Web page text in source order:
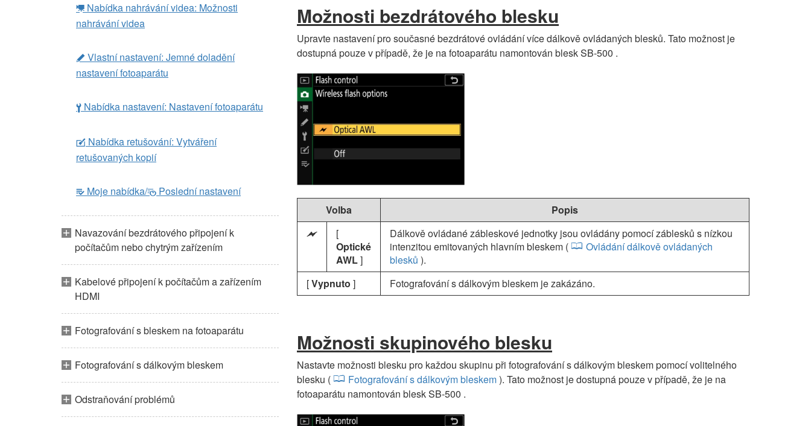
1 Nabídka nahrávání videa: Možnosti
nahrávání videa
A Vlastní nastavení: Jemné doladění
nastavení fotoaparátu
B Nabídka nastavení: Nastavení fotoaparátu
N Nabídka retušování: Vytváření
retušovaných kopií
O Moje nabídka/m Poslední nastavení
Navazování bezdrátového připojení k
počítačům nebo chytrým zařízením
Kabelové připojení k počítačům a zařízením
HDMI
Fotografování s bleskem na fotoaparátu
Fotografování s dálkovým bleskem
Odstraňování problémů
Možnosti bezdrátového blesku
Upravte nastavení pro současné bezdrátové ovládání více dálkově ovládaných blesků. Tato možnost je
dostupná pouze v případě, že je na fotoaparátu namontován blesk SB-500 .
Volba Popis
Y
[
Optické
AWL]
Dálkově ovládané zábleskové jednotky jsou ovládány pomocí záblesků s nízkou
intenzitou emitovaných hlavním bleskem (
Ovládání dálkově ovládaných
blesků ).
[Vypnuto ] Fotografování s dálkovým bleskem je zakázáno.
Možnosti skupinového blesku
Nastavte možnosti blesku pro každou skupinu při fotografování s dálkovým bleskem pomocí volitelného
blesku (
Fotografování s dálkovým bleskem). Tato možnost je dostupná pouze v případě, že je na
fotoaparátu namontován blesk SB-500 .